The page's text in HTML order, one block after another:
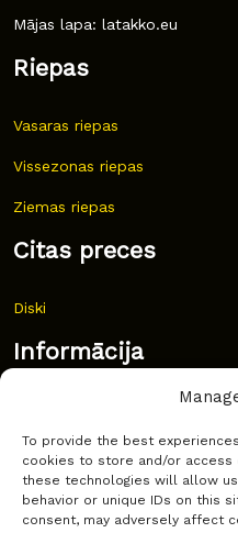
To provide the best
cookies to store and/or access
these technologies will allow
behavior or unique IDs on this
consent, may adversely affect
Mājas lapa: latakko.eu
Riepas
Vasaras riepas
Vissezonas riepas
Ziemas riepas
Citas preces
Diski
Informācija
Bieži uzdoti jautājumi
Kur pirkt?
Sīkdatņu politika